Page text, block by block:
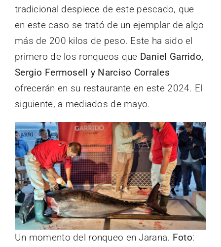
tradicional despiece de este pescado, que
en este caso se trató de un ejemplar de algo
más de 200 kilos de peso. Este ha sido el
primero de los ronqueos que Daniel Garrido,
Sergio Fermosell y Narciso Corrales
ofrecerán en su restaurante en este 2024. El
siguiente, a mediados de mayo.
Un momento del ronqueo en Jarana. Foto: